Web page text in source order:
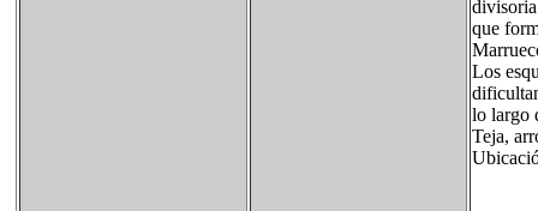
que
Los
lo largo
Teja,